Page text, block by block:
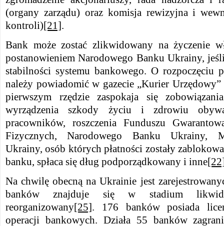
(organy zarządu) oraz komisja rewizyjna i
kontroli)[21].
Bank może zostać zlikwidowany na życzenie
postanowieniem Narodowego Banku Ukrainy,
stabilności systemu bankowego. O rozpoczęciu
należy powiadomić w gazecie „Kurier
pierwszym rzędzie zaspokaja się
wyrządzenia szkody życiu i zdrowiu
pracowników, roszczenia Funduszu
Fizycznych, Narodowego Banku Ukrainy,
Ukrainy, osób których płatności zostały
banku, spłaca się dług podporządkowany i inne
Na chwilę obecną na Ukrainie jest
banków znajduje się w stadium
reorganizowany[25]. 176 banków posiada
operacji bankowych. Działa 55 banków